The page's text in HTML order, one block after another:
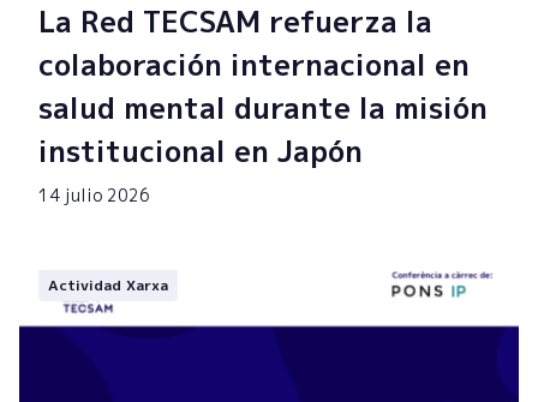
La Red TECSAM refuerza la
colaboración internacional en
salud mental durante la misión
institucional en Japón
14 julio 2026
Actividad Xarxa